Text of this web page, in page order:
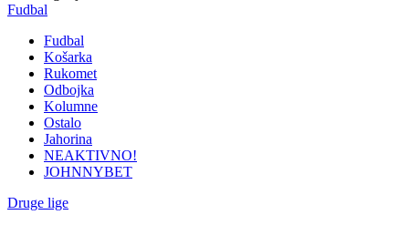
Fudbal
Fudbal
Košarka
Rukomet
Odbojka
Kolumne
Ostalo
Jahorina
NEAKTIVNO!
JOHNNYBET
Druge lige